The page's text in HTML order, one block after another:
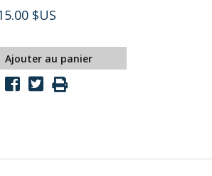
$US
Ajouter au panier